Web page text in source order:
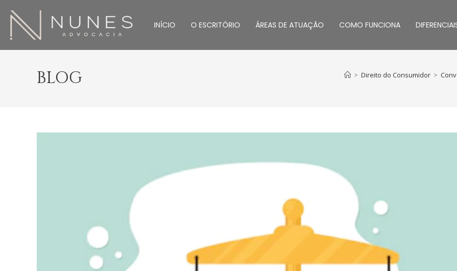
INÍCIO O ESCRITÓRIO ÁREAS DE ATUAÇÃO COMO FUNCIONA
BLOG > Direito do Consumidor >